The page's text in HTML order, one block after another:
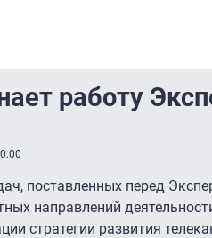
работу
поставленных перед
направлений
стратегии развития